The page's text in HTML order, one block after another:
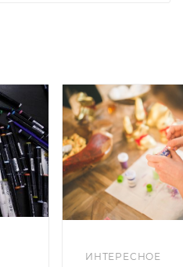
ИНТЕРЕСНОЕ